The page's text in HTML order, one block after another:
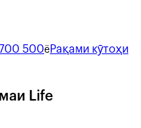
500ёРақами кӯтоҳи
Life